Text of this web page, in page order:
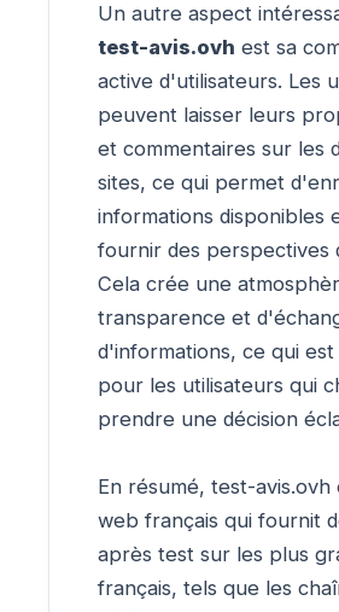
Un autre aspect
test-avis.ovh est sa
active d'utilisateurs. Les
peuvent laisser leurs
et commentaires sur les
sites, ce qui permet
informations disponibles
fournir des perspectives
Cela crée une
transparence et
d'informations, ce qui
pour les utilisateurs qui
prendre une décision
En résumé, test-avis.ovh
web français qui fournit
après test sur les plus
français, tels que les